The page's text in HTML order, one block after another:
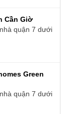
Cần Giờ
quận 7 dưới
Green
quận 7 dưới